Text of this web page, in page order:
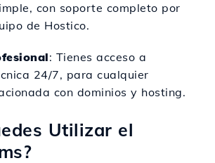
con soporte completo por
de Hostico.
: Tienes acceso a
24/7, para cualquier
con dominios y hosting.
Utilizar el